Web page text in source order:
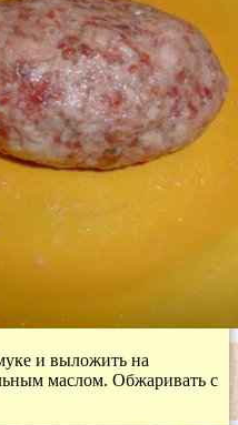
и выложить на
маслом. Обжаривать с